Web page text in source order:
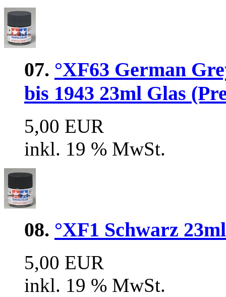
07. °XF63 German
bis 1943 23ml Glas
5,00 EUR
inkl. 19 % MwSt.
08. °XF1 Schwarz
5,00 EUR
inkl. 19 % MwSt.